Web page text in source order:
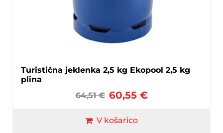
Turistična jeklenka 2,5 kg Ekopool 2,5 kg
plina
64,51€ 60,55€
V košarico